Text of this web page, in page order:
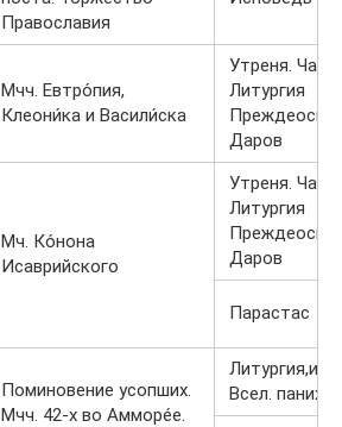
Православия
Мчч. Евтро́пия,
Клеони́ка и Васили́ска
Утреня. Часы
Литургия
Даров
Мч. Ко́нона
Исаврийского
Утреня. Часы
Литургия
Даров
Парастас
Поминовение усопших.
Мчч. 42-х во Амморе́е.
Всел.